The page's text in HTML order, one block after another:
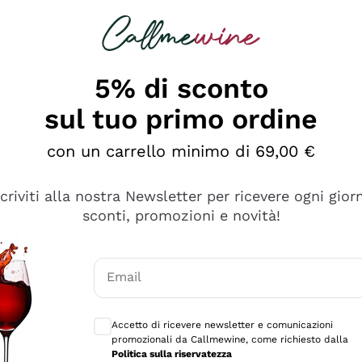
diversi e con un ampio range di prezzo. Le
5% di sconto
sul tuo primo ordine
con un carrello minimo di 69,00 €
alla nostra Newsletter per ricevere ogni
sconti, promozioni e novità!
Email
Accetto di ricevere newsletter e comunicazioni
promozionali da Callmewine, come richiesto dalla
Politica sulla riservatezza